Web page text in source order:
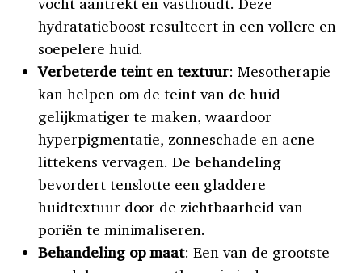
hydratatieboost resulteert in een vollere en
soepelere huid.
Verbeterde teint en textuur: Mesotherapie
kan helpen om de teint van de huid
gelijkmatiger te maken, waardoor
hyperpigmentatie, zonneschade en acne
littekens vervagen. De behandeling
bevordert tenslotte een gladdere
huidtextuur door de zichtbaarheid van
poriën te minimaliseren.
Behandeling op maat: Een van de grootste